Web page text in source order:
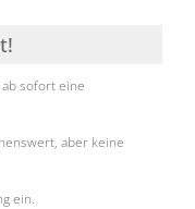
sofort eine
aber keine
ein.